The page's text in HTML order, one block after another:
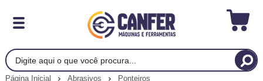
Página Inicial Abrasivos Ponteiros